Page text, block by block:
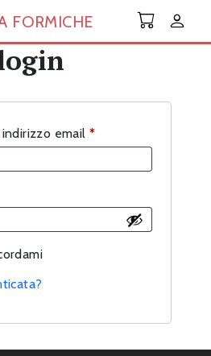
FORMICHE
email *Richiesto